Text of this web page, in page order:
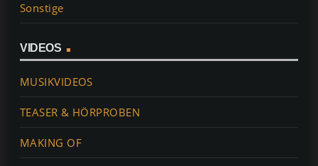
Sonstige
VIDEOS
MUSIKVIDEOS
TEASER & HÖRPROBEN
MAKING OF